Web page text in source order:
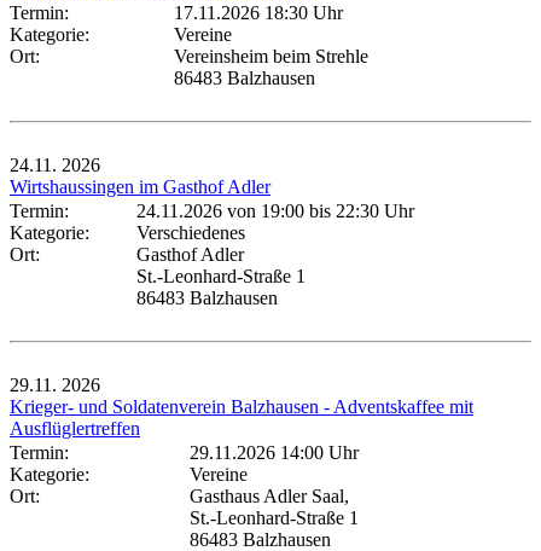
Termin:
17.11.2026 18:30 Uhr
Kategorie:
Vereine
Ort:
Vereinsheim beim Strehle
86483 Balzhausen
24.11. 2026
Wirtshaussingen im Gasthof Adler
Termin:
24.11.2026 von 19:00 bis 22:30 Uhr
Kategorie:
Verschiedenes
Ort:
Gasthof Adler
St.-Leonhard-Straße 1
86483 Balzhausen
29.11. 2026
Krieger- und Soldatenverein Balzhausen - Adventskaffee mit
Ausflüglertreffen
Termin:
29.11.2026 14:00 Uhr
Kategorie:
Vereine
Ort:
Gasthaus Adler Saal,
St.-Leonhard-Straße 1
86483 Balzhausen